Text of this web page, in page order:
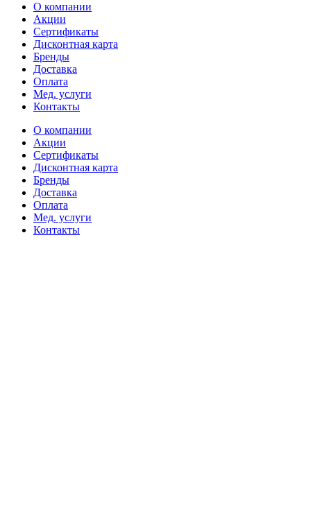
О компании
Акции
Сертификаты
Дисконтная карта
Бренды
Доставка
Оплата
Мед. услуги
Контакты
О компании
Акции
Сертификаты
Дисконтная карта
Бренды
Доставка
Оплата
Мед. услуги
Контакты